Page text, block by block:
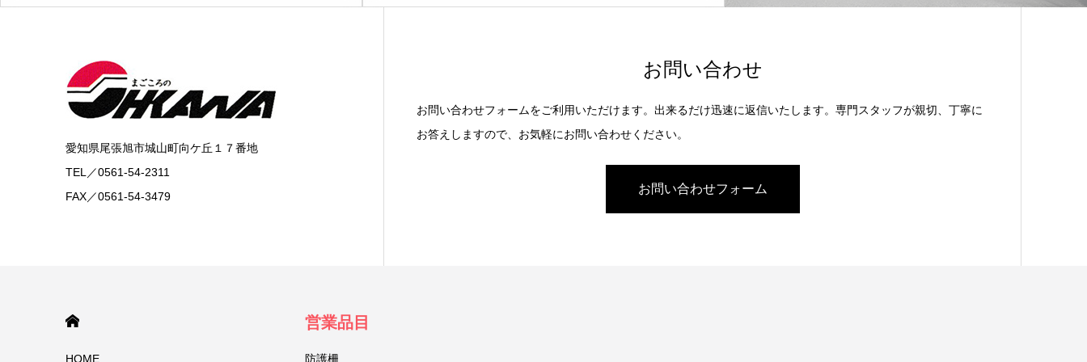
愛知県尾張旭市城山町向ケ丘１７番地
TEL／0561-54-2311
FAX／0561-54-3479
お問い合わせ
お問い合わせフォームをご利用いただけます。出来るだけ迅速に返信いたします。専門スタッフが親切、丁寧に
お答えしますので、お気軽にお問い合わせください。
お問い合わせフォーム
HOME
営業品目
防護柵